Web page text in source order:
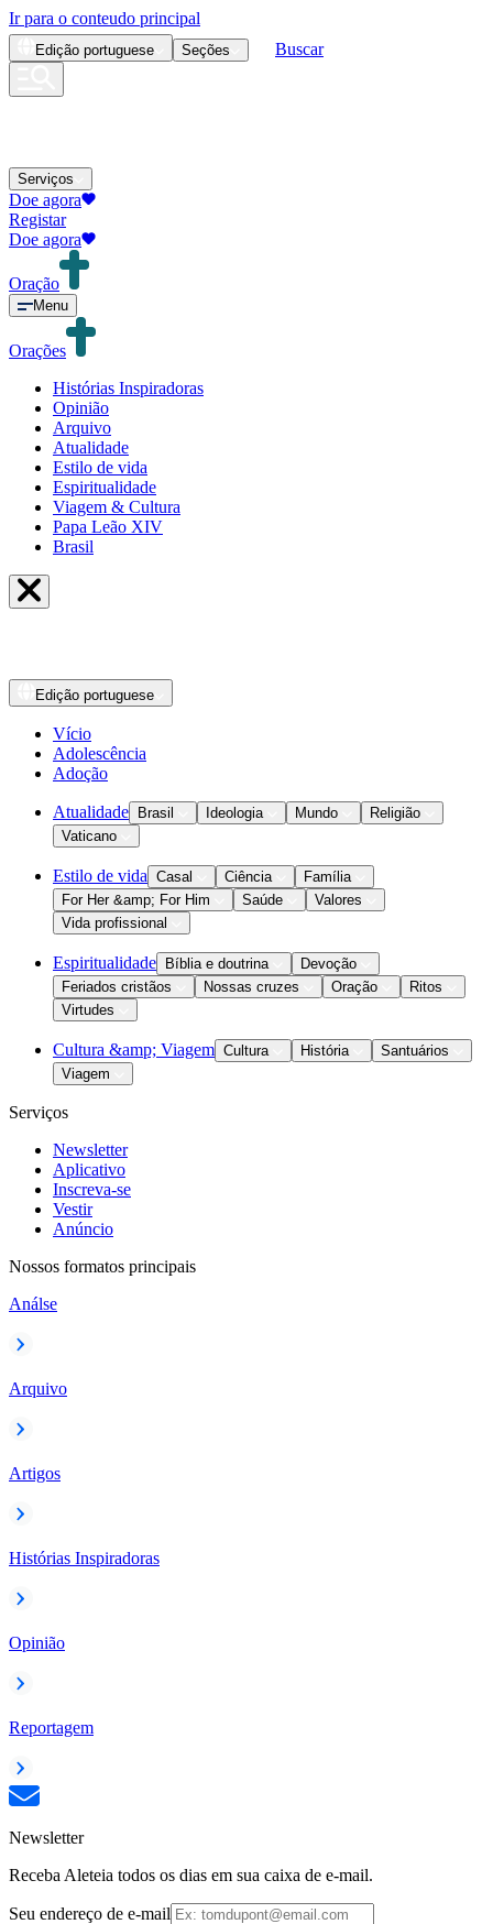
Ir para o conteudo principal
Edição portuguese Seções Buscar
Serviços
Doe agora
Registar
Doe agora
Oração
Menu
Orações
Histórias Inspiradoras
Opinião
Arquivo
Atualidade
Estilo de vida
Espiritualidade
Viagem & Cultura
Papa Leão XIV
Brasil
Edição portuguese
Vício
Adolescência
Adoção
Atualidade Brasil Ideologia Mundo
Religião
Vaticano
Estilo de vida Casal Ciência
Família
For Her &amp; For Him
Saúde
Valores
Vida profissional
Espiritualidade Bíblia e doutrina
Devoção
Feriados cristãos
Nossas cruzes Oração
Ritos
Virtudes
Cultura &amp; Viagem Cultura História
Santuários
Viagem
Serviços
Newsletter
Aplicativo
Inscreva-se
Vestir
Anúncio
Nossos formatos principais
Análse
Arquivo
Artigos
Histórias Inspiradoras
Opinião
Reportagem
Newsletter
Receba Aleteia todos os dias em sua caixa de e-mail.
Seu endereço de e-mail